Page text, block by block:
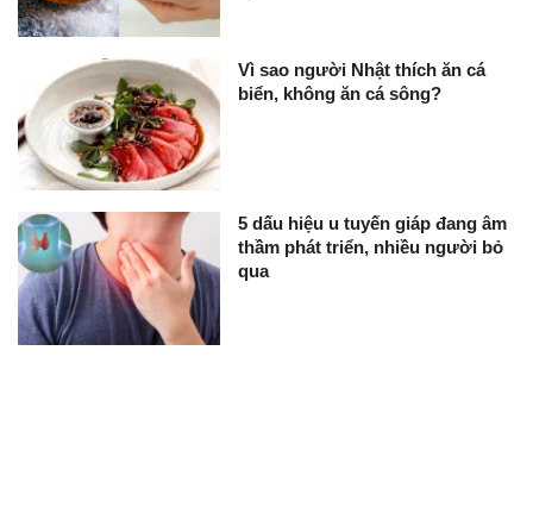
Vì sao người Nhật thích ăn cá
biển, không ăn cá sông?
5 dấu hiệu u tuyến giáp đang âm
thầm phát triển, nhiều người bỏ
qua